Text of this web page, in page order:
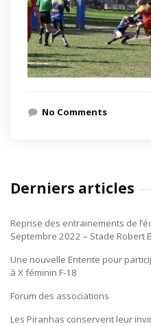
No Comments
Derniers articles
Reprise des entrainements de
Septembre 2022 – Stade Robert
Une nouvelle Entente pour
à X féminin F-18
Forum des associations
Les Piranhas conservent leur